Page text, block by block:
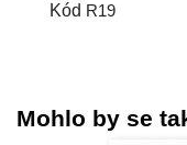
Kód R19
Mohlo by se